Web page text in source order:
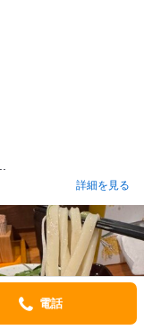
詳細を見る
電話